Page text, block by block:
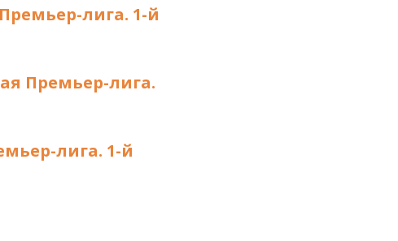
лига. 1-й
Премьер-лига.
лига. 1-й